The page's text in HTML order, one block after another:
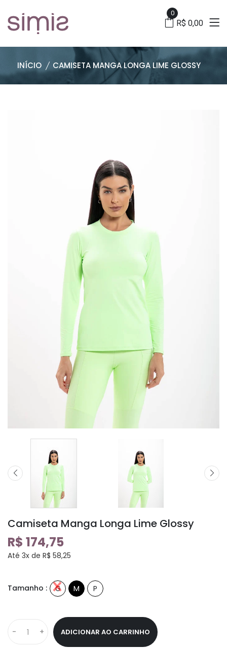
0
R$ 0,00
INÍCIO CAMISETA MANGA LONGA LIME GLOSSY
Camiseta Manga Longa Lime Glossy
R$ 174,75
Até 3x de R$ 58,25
Tamanho : G M P
- + ADICIONAR AO CARRINHO